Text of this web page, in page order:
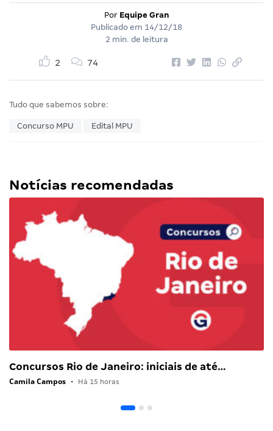
Por Equipe Gran
Publicado em 14/12/18
2 min. de leitura
2 74
Tudo que sabemos sobre:
Concurso MPU Edital MPU
Notícias recomendadas
Concursos Rio de Janeiro: iniciais de até…
Camila Campos • Há 15 horas